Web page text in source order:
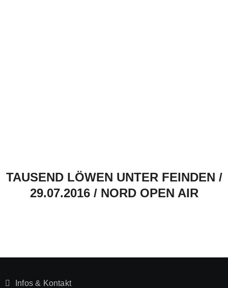
TAUSEND LÖWEN UNTER FEINDEN /
29.07.2016 / NORD OPEN AIR
Infos & Kontakt